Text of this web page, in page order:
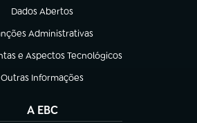
Dados Abertos
(abre em nova aba)
Administrativas
em nova aba)
e Aspectos Tecnológicos
aba)
Outras Informações
(abre em nova aba)
A EBC